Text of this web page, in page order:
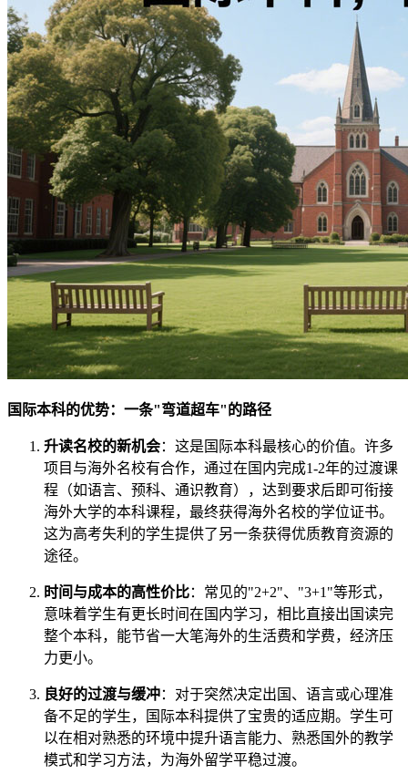
国际本科的优势：一条"弯道超车"的路径
升读名校的新机会：这是国际本科最核心的价值。许多
项目与海外名校有合作，通过在国内完成1-2年的过渡课
程（如语言、预科、通识教育），达到要求后即可衔接
海外大学的本科课程，最终获得海外名校的学位证书。
这为高考失利的学生提供了另一条获得优质教育资源的
途径。
时间与成本的高性价比：常见的"2+2"、"3+1"等形式，
意味着学生有更长时间在国内学习，相比直接出国读完
整个本科，能节省一大笔海外的生活费和学费，经济压
力更小。
良好的过渡与缓冲：对于突然决定出国、语言或心理准
备不足的学生，国际本科提供了宝贵的适应期。学生可
以在相对熟悉的环境中提升语言能力、熟悉国外的教学
模式和学习方法，为海外留学平稳过渡。